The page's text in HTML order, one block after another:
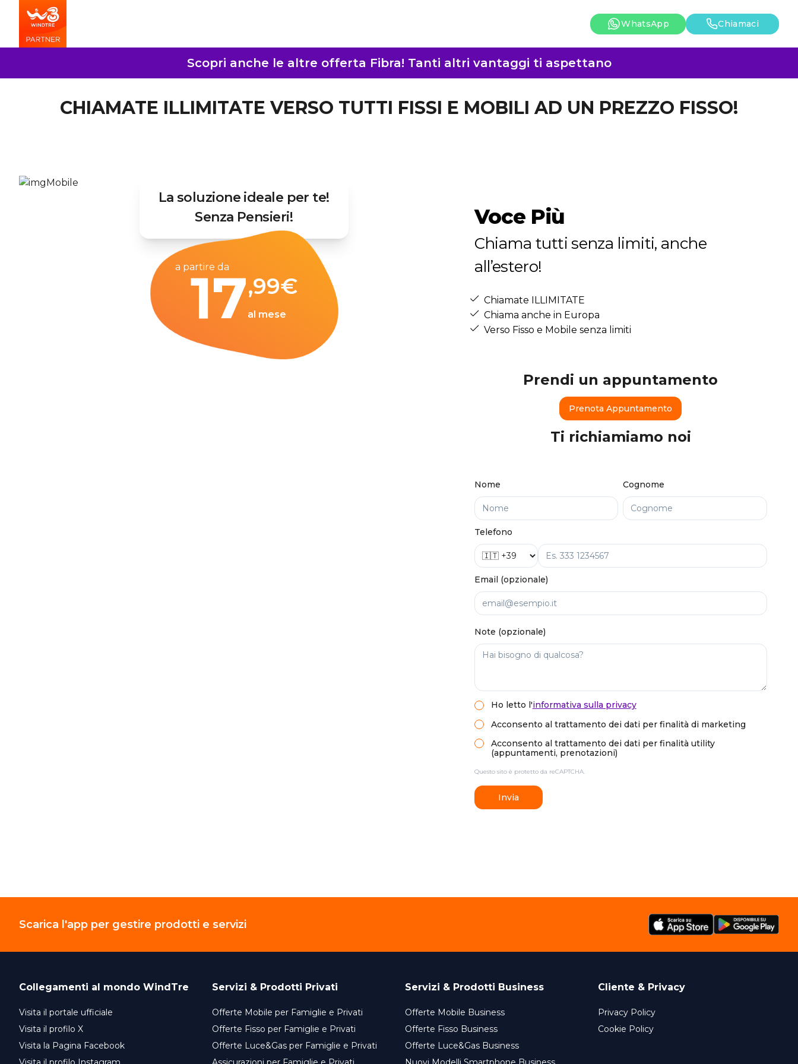
WhatsApp Chiamaci
Scopri anche le altre offerta Fibra! Tanti altri vantaggi ti aspettano
CHIAMATE ILLIMITATE VERSO TUTTI FISSI E MOBILI AD UN PREZZO FISSO!
La soluzione ideale per te!
Senza Pensieri!
a partire da
17,99€
al mese
Voce Più
Chiama tutti senza limiti, anche
all’estero!
Chiamate ILLIMITATE
Chiama anche in Europa
Verso Fisso e Mobile senza limiti
Prendi un appuntamento
Prenota Appuntamento
Ti richiamiamo noi
Nome Cognome
Telefono
Email (opzionale)
Note (opzionale)
Ho letto l'informativa sulla privacy
Acconsento al trattamento dei dati per finalità di marketing
Acconsento al trattamento dei dati per finalità utility
(appuntamenti, prenotazioni)
Questo sito è protetto da reCAPTCHA.
Invia
Scarica l'app per gestire prodotti e servizi
Collegamenti al mondo WindTre
Visita il portale ufficiale
Visita il profilo X
Visita la Pagina Facebook
Servizi & Prodotti Privati
Offerte Mobile per Famiglie e Privati
Offerte Fisso per Famiglie e Privati
Offerte Luce&Gas per Famiglie e Privati
Servizi & Prodotti Business
Offerte Mobile Business
Offerte Fisso Business
Offerte Luce&Gas Business
Cliente & Privacy
Privacy Policy
Cookie Policy